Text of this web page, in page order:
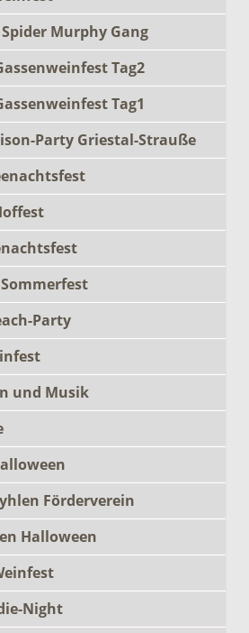
Murphy Gang
Tag2
Tag1
Party Griestal-Strauße
Party
und Musik
Förderverein
Halloween
Night